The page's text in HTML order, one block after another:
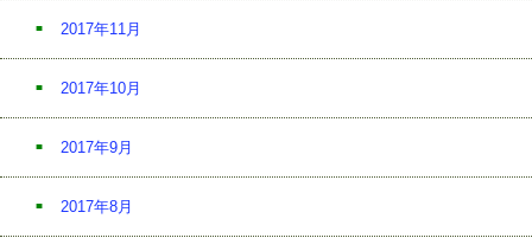
2017年11月
2017年10月
2017年9月
2017年8月